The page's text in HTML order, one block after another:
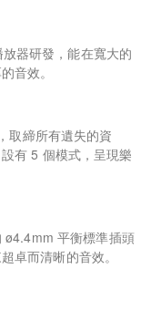
器研發，能在寬大的
音效。
取締所有遺失的資
有 5 個模式，呈現樂
ø4.4mm 平衡標準插頭
卓而清晰的音效。